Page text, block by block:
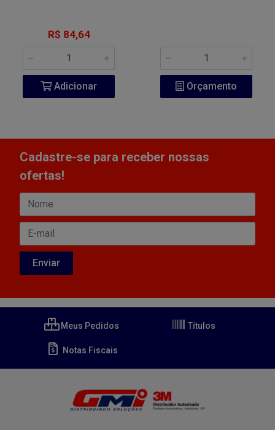
R$ 84,64
Adicionar Orçamento
Cadastre-se para receber nossas
ofertas!
Meus Pedidos Títulos
Notas Fiscais